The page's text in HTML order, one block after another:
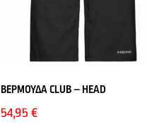
ΒΕΡΜΟΥΔΑ CLUB – HEAD
54,95€